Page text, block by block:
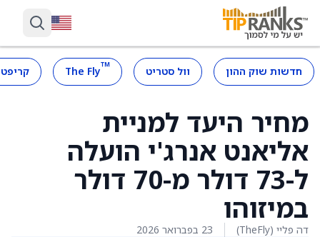
חדשות שוק ההון וול סטריט ™
The Fly
מחיר היעד למניית
אליאנט אנרג'י הועלה
ל-73 דולר מ-70 דולר
במיזוהו
דה פליי (TheFly) 23 בפברואר 2026